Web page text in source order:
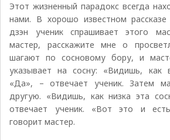
Этот жизненный парадокс всегда
нами. В хорошо известном
дзэн ученик спрашивает этого
мастер, расскажите мне о
шагают по сосновому бору, и
указывает на сосну: «Видишь, как
«Да», – отвечает ученик. Затем
другую. «Видишь, как низка эта
отвечает ученик. «Вот это и
говорит мастер.